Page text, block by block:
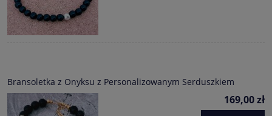
Bransoletka z Onyksu z Personalizowanym Serduszkiem
169,00 zł